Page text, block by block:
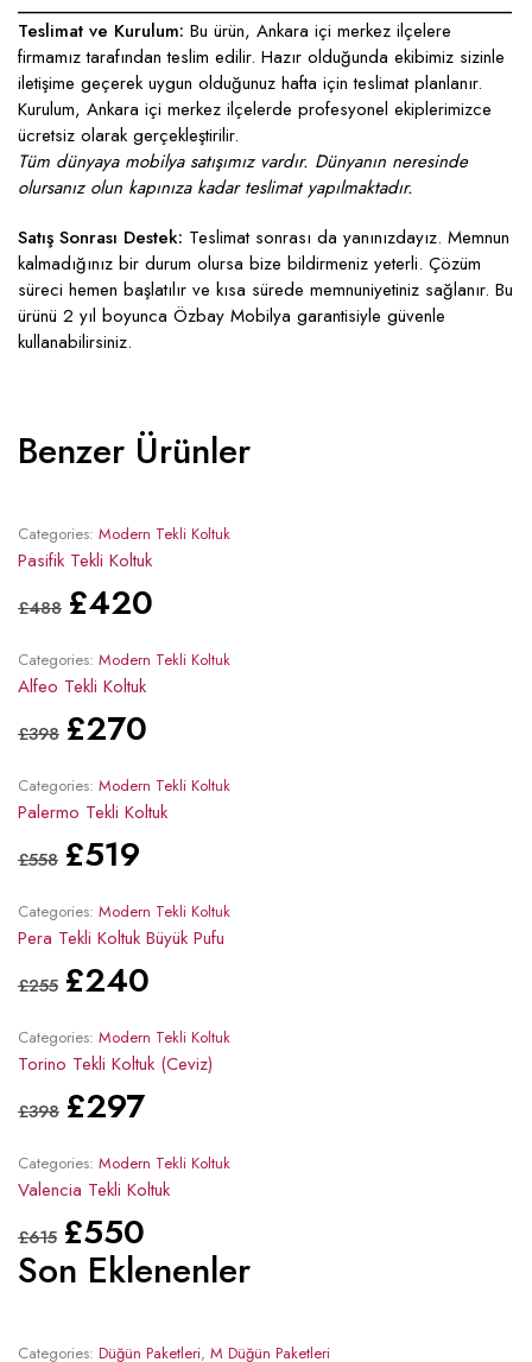
Teslimat ve Kurulum: Bu ürün, Ankara içi merkez ilçelere
firmamız tarafından teslim edilir. Hazır olduğunda ekibimiz sizinle
iletişime geçerek uygun olduğunuz hafta için teslimat planlanır.
Kurulum, Ankara içi merkez ilçelerde profesyonel ekiplerimizce
ücretsiz olarak gerçekleştirilir.
Tüm dünyaya mobilya satışımız vardır. Dünyanın neresinde
olursanız olun kapınıza kadar teslimat yapılmaktadır.
Satış Sonrası Destek: Teslimat sonrası da yanınızdayız. Memnun
kalmadığınız bir durum olursa bize bildirmeniz yeterli. Çözüm
süreci hemen başlatılır ve kısa sürede memnuniyetiniz sağlanır. Bu
ürünü 2 yıl boyunca Özbay Mobilya garantisiyle güvenle
kullanabilirsiniz.
Benzer Ürünler
Categories: Modern Tekli Koltuk
Pasifik Tekli Koltuk
£488 £420
Categories: Modern Tekli Koltuk
Alfeo Tekli Koltuk
£398 £270
Categories: Modern Tekli Koltuk
Palermo Tekli Koltuk
£558 £519
Categories: Modern Tekli Koltuk
Pera Tekli Koltuk Büyük Pufu
£255 £240
Categories: Modern Tekli Koltuk
Torino Tekli Koltuk (Ceviz)
£398 £297
Categories: Modern Tekli Koltuk
Valencia Tekli Koltuk
£615 £550
Son Eklenenler
Categories: Düğün Paketleri, M Düğün Paketleri